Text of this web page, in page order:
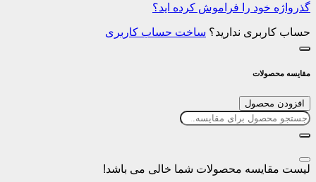
را فراموش کرده اید؟
ندارید؟ساخت حساب کاربری
محصولات شما خالی می باشد!